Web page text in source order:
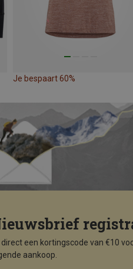
Je bespaart 60%
een kortingscode van €10
aankoop.